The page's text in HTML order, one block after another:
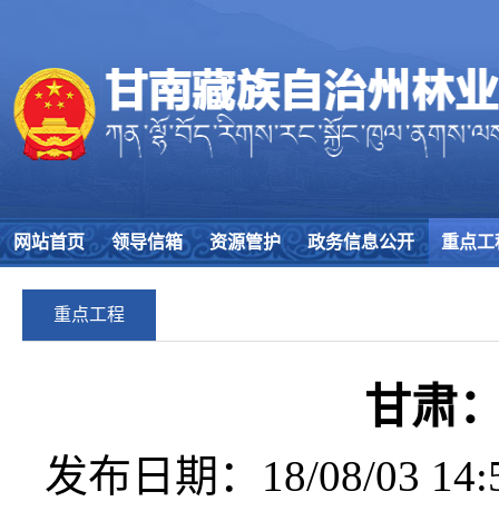
网站首页 领导信箱 资源管护 政务信息公开 重点工
重点工程
甘肃
发布日期：18/08/03